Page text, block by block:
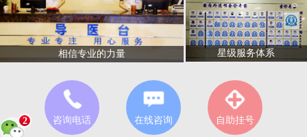
相信专业的力量 星级服务体系
咨询电话 在线咨询 自助挂号
2